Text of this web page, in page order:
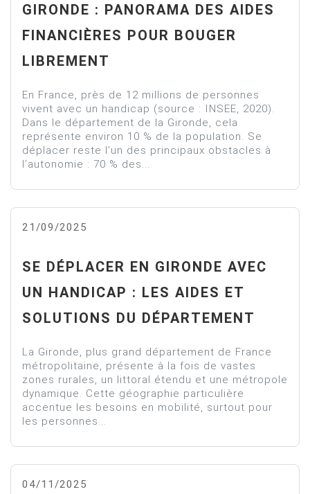
GIRONDE : PANORAMA DES AIDES
FINANCIÈRES POUR BOUGER
LIBREMENT
En France, près de 12 millions de personnes
vivent avec un handicap (source : INSEE, 2020).
Dans le département de la Gironde, cela
représente environ 10 % de la population. Se
déplacer reste l’un des principaux obstacles à
l’autonomie : 70 % des...
21/09/2025
SE DÉPLACER EN GIRONDE AVEC
UN HANDICAP : LES AIDES ET
SOLUTIONS DU DÉPARTEMENT
La Gironde, plus grand département de France
métropolitaine, présente à la fois de vastes
zones rurales, un littoral étendu et une métropole
dynamique. Cette géographie particulière
accentue les besoins en mobilité, surtout pour
les personnes...
04/11/2025